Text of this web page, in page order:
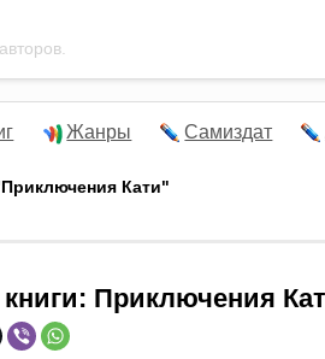
Жанры Самиздат
Кати"
Приключения